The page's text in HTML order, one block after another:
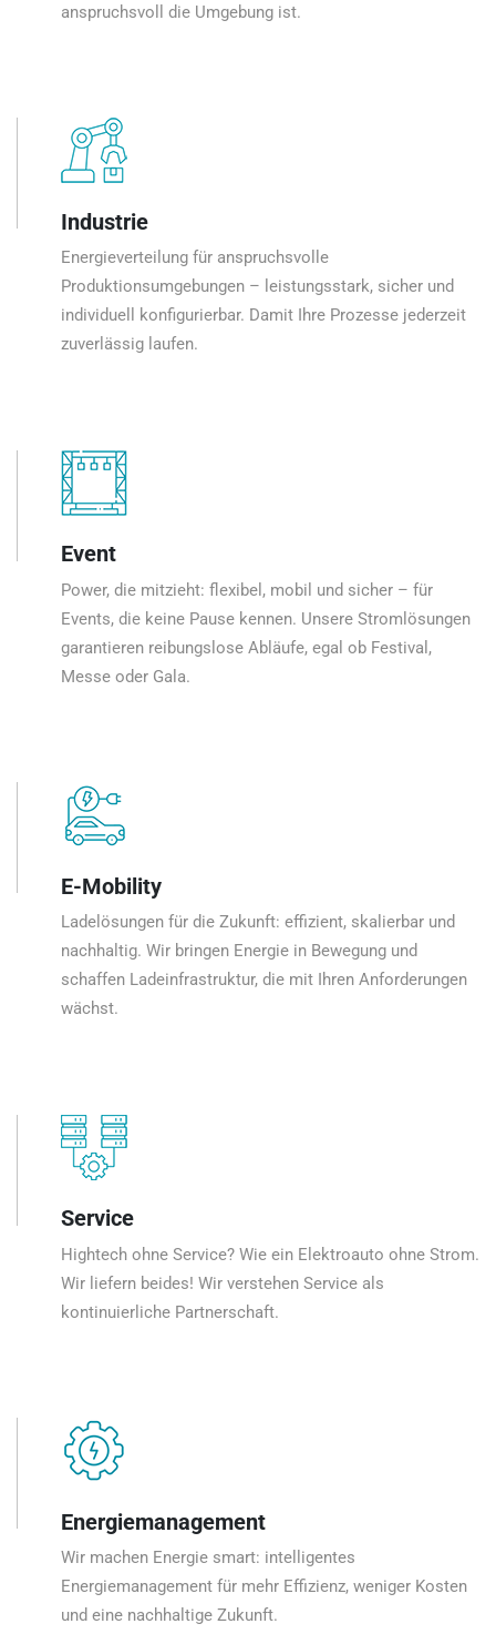
anspruchsvoll die Umgebung ist.
Industrie
Energieverteilung für anspruchsvolle
Produktionsumgebungen – leistungsstark, sicher und
individuell konfigurierbar. Damit Ihre Prozesse jederzeit
zuverlässig laufen.
Event
Power, die mitzieht: flexibel, mobil und sicher – für
Events, die keine Pause kennen. Unsere Stromlösungen
garantieren reibungslose Abläufe, egal ob Festival,
Messe oder Gala.
E-Mobility
Ladelösungen für die Zukunft: effizient, skalierbar und
nachhaltig. Wir bringen Energie in Bewegung und
schaffen Ladeinfrastruktur, die mit Ihren Anforderungen
wächst.
Service
Hightech ohne Service? Wie ein Elektroauto ohne Strom.
Wir liefern beides! Wir verstehen Service als
kontinuierliche Partnerschaft.
Energiemanagement
Wir machen Energie smart: intelligentes
Energiemanagement für mehr Effizienz, weniger Kosten
und eine nachhaltige Zukunft.